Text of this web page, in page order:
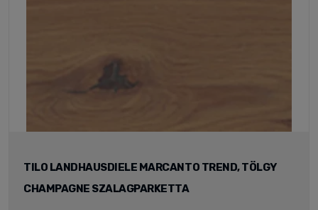
TILO LANDHAUSDIELE MARCANTO TREND, TÖLGY
CHAMPAGNE SZALAGPARKETTA